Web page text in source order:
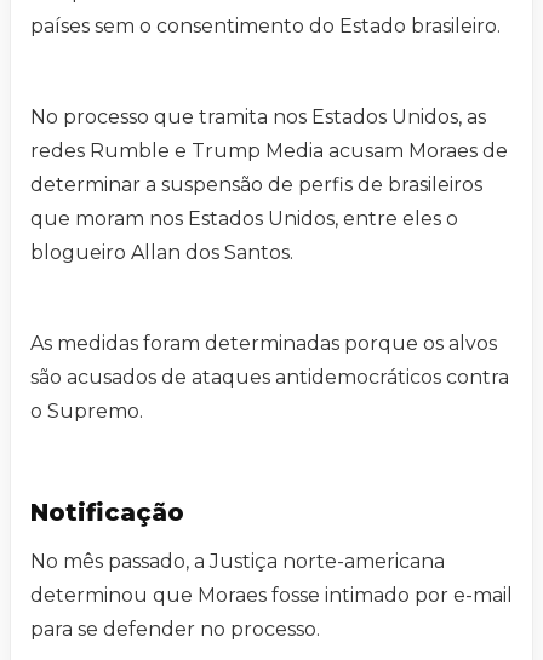
países sem o consentimento do Estado brasileiro.
No processo que tramita nos Estados Unidos, as
redes Rumble e Trump Media acusam Moraes de
determinar a suspensão de perfis de brasileiros
que moram nos Estados Unidos, entre eles o
blogueiro Allan dos Santos.
As medidas foram determinadas porque os alvos
são acusados de ataques antidemocráticos contra
o Supremo.
Notificação
No mês passado, a Justiça norte-americana
determinou que Moraes fosse intimado por e-mail
para se defender no processo.